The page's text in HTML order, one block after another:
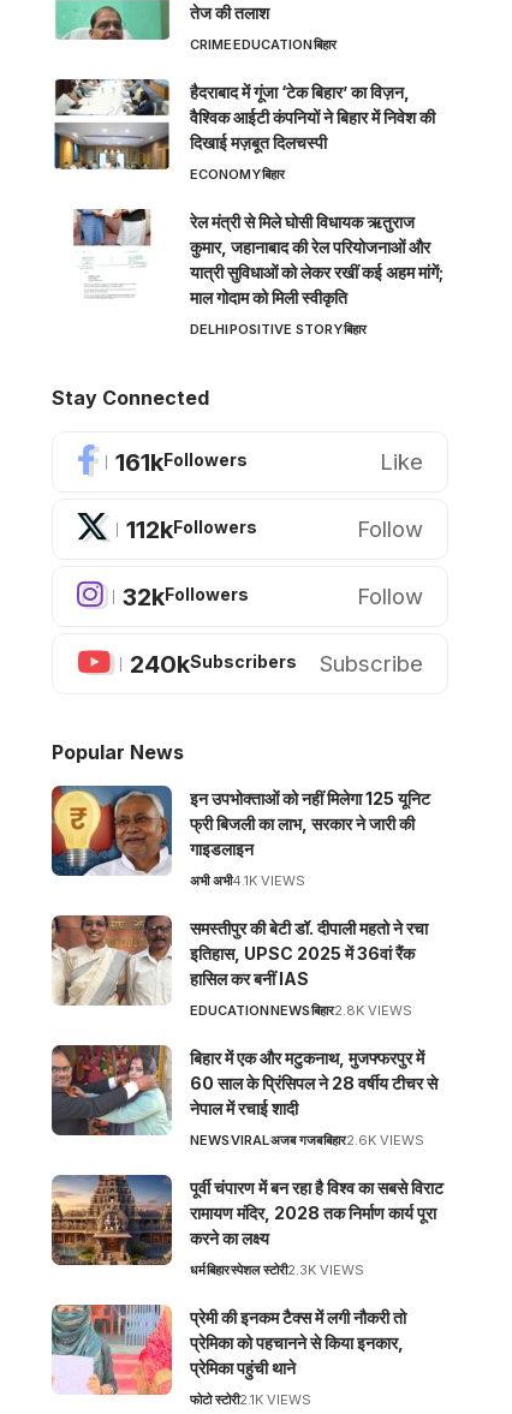
तेज की तलाश
CRIMEEDUCATIONबिहार
हैदराबाद में गूंजा ‘टेक बिहार’ का विज़न,
वैश्विक आईटी कंपनियों ने बिहार में निवेश की
दिखाई मज़बूत दिलचस्पी
ECONOMYबिहार
रेल मंत्री से मिले घोसी विधायक ऋतुराज
कुमार, जहानाबाद की रेल परियोजनाओं और
यात्री सुविधाओं को लेकर रखीं कई अहम मांगें;
माल गोदाम को मिली स्वीकृति
DELHIPOSITIVE STORYबिहार
Stay Connected
161kFollowers Like
112kFollowers Follow
32kFollowers Follow
240kSubscribers Subscribe
Popular News
इन उपभोक्ताओं को नहीं मिलेगा 125 यूनिट
फ्री बिजली का लाभ, सरकार ने जारी की
गाइडलाइन
अभी अभी4.1K VIEWS
समस्तीपुर की बेटी डॉ. दीपाली महतो ने रचा
इतिहास, UPSC 2025 में 36वां रैंक
हासिल कर बनीं IAS
EDUCATIONNEWSबिहार2.8K VIEWS
बिहार में एक और मटुकनाथ, मुजफ्फरपुर में
60 साल के प्रिंसिपल ने 28 वर्षीय टीचर से
नेपाल में रचाई शादी
NEWSVIRALअजब गजबबिहार2.6K VIEWS
पूर्वी चंपारण में बन रहा है विश्व का सबसे विराट
रामायण मंदिर, 2028 तक निर्माण कार्य पूरा
करने का लक्ष्य
धर्मबिहारस्पेशल स्टोरी2.3K VIEWS
प्रेमी की इनकम टैक्स में लगी नौकरी तो
प्रेमिका को पहचानने से किया इनकार,
प्रेमिका पहुंची थाने
फोटो स्टोरी2.1K VIEWS